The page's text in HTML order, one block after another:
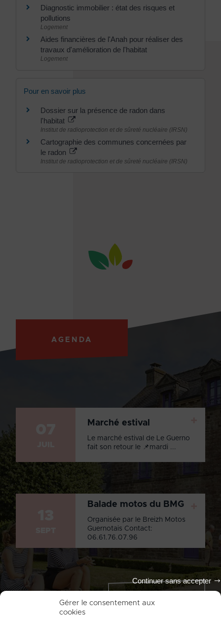
Gérer le consentement aux
cookies
Continuer sans accepter
Diagnostic immobilier : état des risques et
pollutions
Logement
Aides financières de l'Anah pour réaliser des
travaux d'amélioration de l'habitat
Logement
Pour en savoir plus
Dossier sur la présence de radon dans
l'habitat
Institut de radioprotection et de sûreté nucléaire (IRSN)
Cartographie des communes concernées par
le radon
Institut de radioprotection et de sûreté nucléaire (IRSN)
AGENDA
Marché estival
Le marché estival de Le Guerno
fait son retour le 📌mardi ...
Balade motos du BMG
Organisée par le Breizh Motos
Guernotais Contact:
06.61.76.07.96